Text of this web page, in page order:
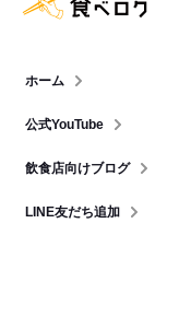
ホーム
公式YouTube
飲食店向けブログ
LINE友だち追加